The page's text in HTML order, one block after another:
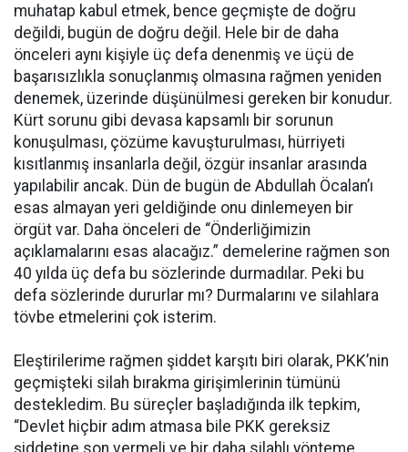
muhatap kabul etmek, bence geçmişte de doğru
değildi, bugün de doğru değil. Hele bir de daha
önceleri aynı kişiyle üç defa denenmiş ve üçü de
başarısızlıkla sonuçlanmış olmasına rağmen yeniden
denemek, üzerinde düşünülmesi gereken bir konudur.
Kürt sorunu gibi devasa kapsamlı bir sorunun
konuşulması, çözüme kavuşturulması, hürriyeti
kısıtlanmış insanlarla değil, özgür insanlar arasında
yapılabilir ancak. Dün de bugün de Abdullah Öcalan’ı
esas almayan yeri geldiğinde onu dinlemeyen bir
örgüt var. Daha önceleri de “Önderliğimizin
açıklamalarını esas alacağız.” demelerine rağmen son
40 yılda üç defa bu sözlerinde durmadılar. Peki bu
defa sözlerinde dururlar mı? Durmalarını ve silahlara
tövbe etmelerini çok isterim.
Eleştirilerime rağmen şiddet karşıtı biri olarak, PKK’nin
geçmişteki silah bırakma girişimlerinin tümünü
destekledim. Bu süreçler başladığında ilk tepkim,
“Devlet hiçbir adım atmasa bile PKK gereksiz
şiddetine son vermeli ve bir daha silahlı yönteme